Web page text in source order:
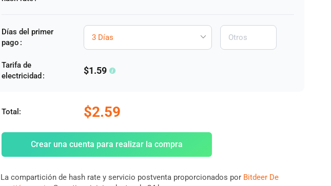
Días del primer
pago :
3 Días
Tarifa de
electricidad : $1.59
Total: $2.59
Crear una cuenta para realizar la compra
La compartición de hash rate y servicio postventa proporcionados por Bitdeer De